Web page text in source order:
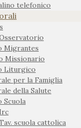
telefonico
Migrantes
Missionario
Liturgico
per la Famiglia
della Salute
Scuola
Irc
scuola cattolica